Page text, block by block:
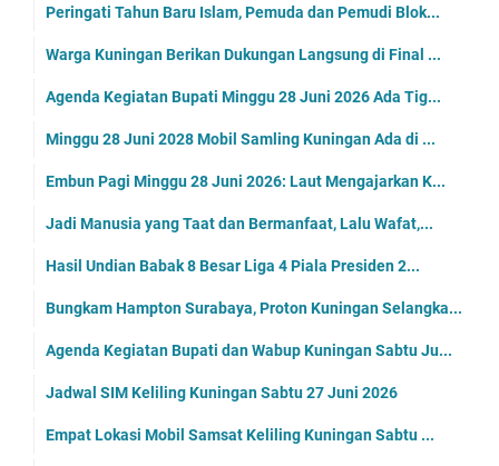
Peringati Tahun Baru Islam, Pemuda dan Pemudi Blok...
Warga Kuningan Berikan Dukungan Langsung di Final ...
Agenda Kegiatan Bupati Minggu 28 Juni 2026 Ada Tig...
Minggu 28 Juni 2028 Mobil Samling Kuningan Ada di ...
Embun Pagi Minggu 28 Juni 2026: Laut Mengajarkan K...
Jadi Manusia yang Taat dan Bermanfaat, Lalu Wafat,...
Hasil Undian Babak 8 Besar Liga 4 Piala Presiden 2...
Bungkam Hampton Surabaya, Proton Kuningan Selangka...
Agenda Kegiatan Bupati dan Wabup Kuningan Sabtu Ju...
Jadwal SIM Keliling Kuningan Sabtu 27 Juni 2026
Empat Lokasi Mobil Samsat Keliling Kuningan Sabtu ...